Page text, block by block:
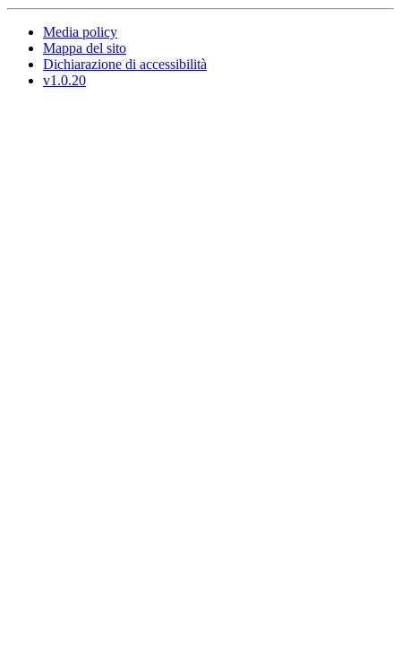
Media policy
Mappa del sito
Dichiarazione di accessibilità
v1.0.20